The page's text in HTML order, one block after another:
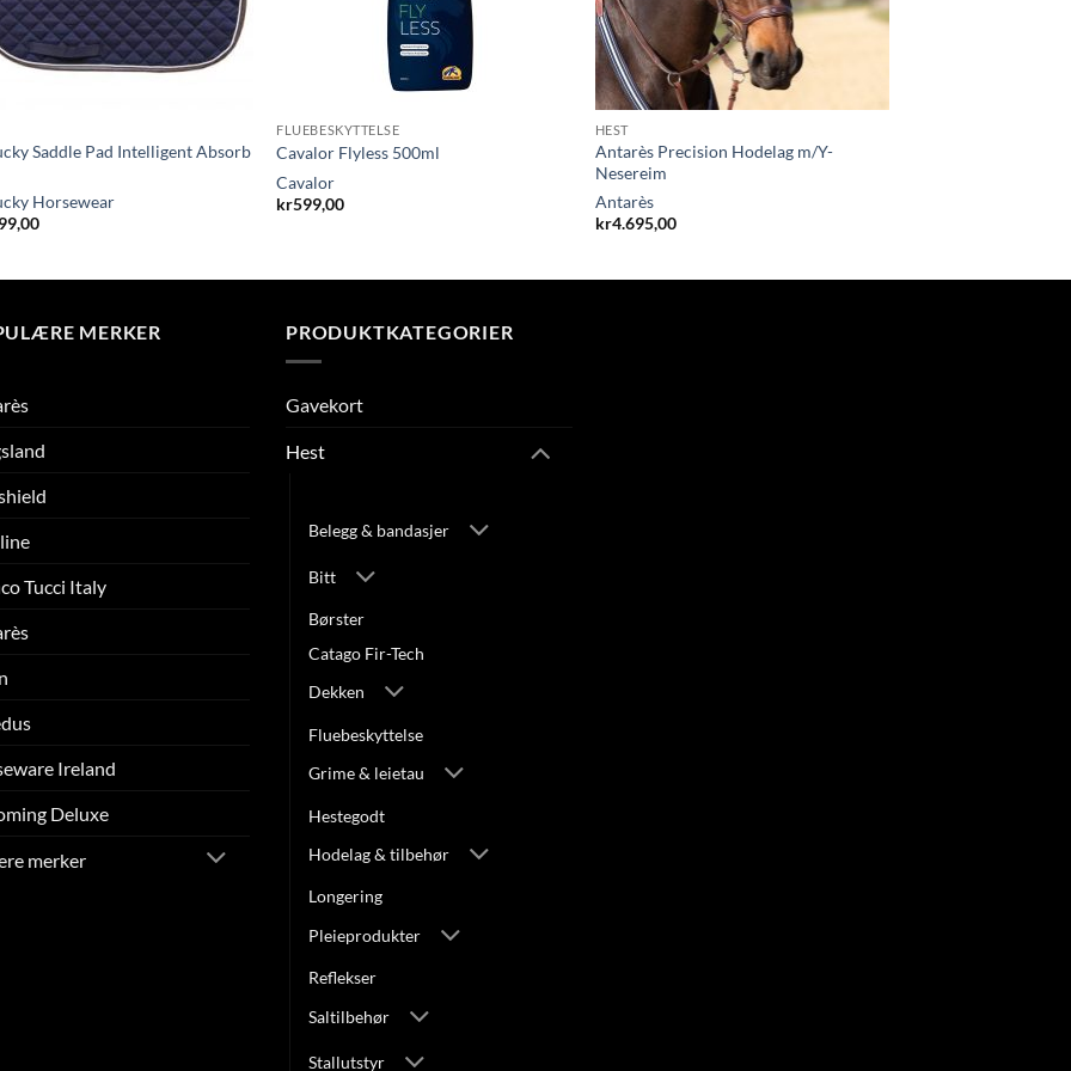
Saddle Pad Intelligent Absorb
Horsewear
FLUEBESKYTTELSE
Cavalor Flyless 500ml
Cavalor
kr599,00
HEST
Antarès Precision Hodelag m/Y-
Nesereim
Antarès
kr4.695,00
MERKER
Tucci Italy
Ireland
Deluxe
merker
PRODUKTKATEGORIER
Gavekort
Hest
Belegg & bandasjer
Bitt
Børster
Catago Fir-Tech
Dekken
Fluebeskyttelse
Grime & leietau
Hestegodt
Hodelag & tilbehør
Longering
Pleieprodukter
Reflekser
Saltilbehør
Stallutstyr